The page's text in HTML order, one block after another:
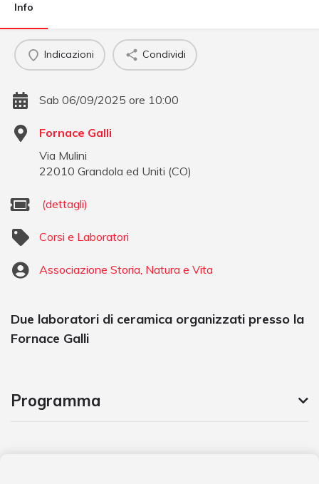
Info
Indicazioni Condividi
Sab 06/09/2025 ore 10:00
Fornace Galli
Via Mulini
22010 Grandola ed Uniti (CO)
(dettagli)
Corsi e Laboratori
Associazione Storia, Natura e Vita
Due laboratori di ceramica organizzati presso la
Fornace Galli
Programma